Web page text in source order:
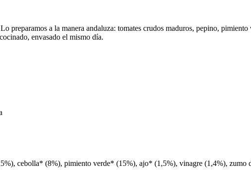
preparamos a la manera andaluza: tomates crudos maduros, pepino,
envasado el mismo día.
cebolla* (8%), pimiento verde* (15%), ajo* (1,5%), vinagre (1,4%),